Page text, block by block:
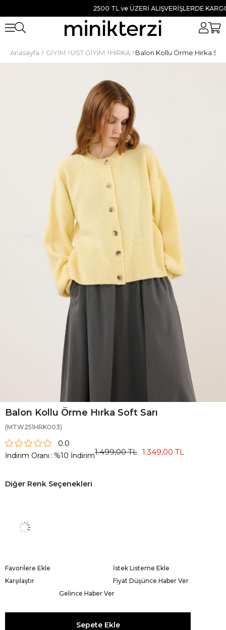
2500 TL ve ÜZERİ ALIŞVERİŞLERDE KARGO
Anasayfa GİYİM ÜST GİYİM HIRKA Balon Kollu Örme Hırka
Balon Kollu Örme Hırka Soft Sarı
(MTW251HRK003)
0.0
İndirim Oranı : %10 İndirim1.499,00 TL 1.349,00 TL
Diğer Renk Seçenekleri
Favorilere Ekle
İstek Listeme Ekle
Karşılaştır
Fiyat Düşünce Haber Ver
Gelince Haber Ver